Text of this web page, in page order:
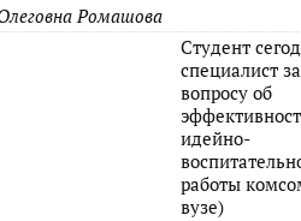
Ромашова
Студент
специалист
вопросу об
идейно-
работы
вузе)